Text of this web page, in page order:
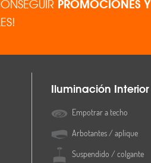
PROMOCIONES Y
Iluminación Interior
Empotrar a techo
Arbotantes / aplique
Suspendido / colgante